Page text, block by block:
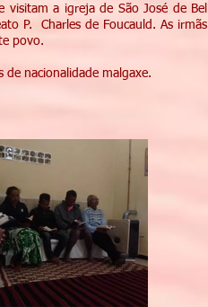
visitam a igreja de São José de Bel
P. Charles de Foucauld. As irmãs
povo.
de nacionalidade malgaxe.